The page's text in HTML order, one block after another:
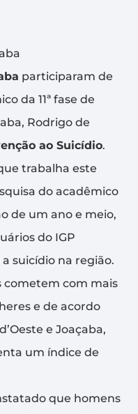
participaram de
da 11ª fase de
Rodrigo de
ao Suicídio.
trabalha este
do acadêmico
de um ano e meio,
do IGP
suicídio na região.
cometem com mais
e de acordo
e Joaçaba,
um índice de
que homens